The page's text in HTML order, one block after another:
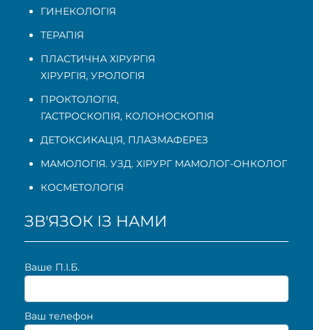
ГИНЕКОЛОГІЯ
ТЕРАПІЯ
ПЛАСТИЧНА ХІРУРГІЯ
ХІРУРГІЯ, УРОЛОГІЯ
ПРОКТОЛОГІЯ,
ГАСТРОСКОПІЯ, КОЛОНОСКОПІЯ
ДЕТОКСИКАЦІЯ, ПЛАЗМАФЕРЕЗ
МАМОЛОГІЯ. УЗД. ХІРУРГ МАМОЛОГ-ОНКОЛОГ
КОСМЕТОЛОГІЯ
ЗВ'ЯЗОК ІЗ НАМИ
Ваше П.I.Б.
Ваш телефон